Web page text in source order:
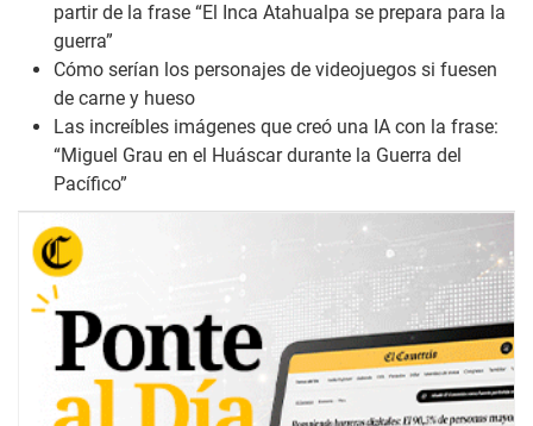
partir de la frase “El Inca Atahualpa se prepara para la
guerra”
Cómo serían los personajes de videojuegos si fuesen
de carne y hueso
Las increíbles imágenes que creó una IA con la frase:
“Miguel Grau en el Huáscar durante la Guerra del
Pacífico”